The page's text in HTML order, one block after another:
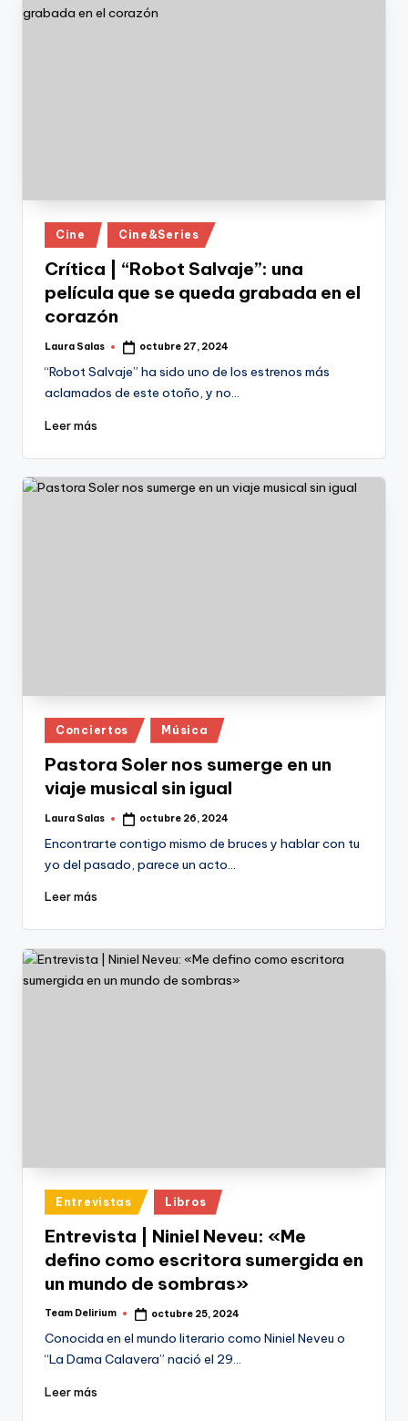
Publicado
en
Cine Cine&Series
Crítica | “Robot Salvaje”: una
película que se queda grabada en el
corazón
Publicado
Laura Salas octubre 27, 2024
“Robot Salvaje” ha sido uno de los estrenos más
aclamados de este otoño, y no…
Leer más
Publicado
en
Conciertos Música
Pastora Soler nos sumerge en un
viaje musical sin igual
Publicado
Laura Salas octubre 26, 2024
Encontrarte contigo mismo de bruces y hablar con tu
yo del pasado, parece un acto…
Leer más
Publicado
en
Entrevistas Libros
Entrevista | Niniel Neveu: «Me
defino como escritora sumergida en
un mundo de sombras»
Publicado
Team Delirium octubre 25, 2024
Conocida en el mundo literario como Niniel Neveu o
“La Dama Calavera” nació el 29…
Leer más